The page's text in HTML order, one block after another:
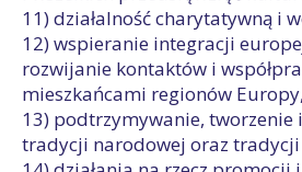
11) działalność charytatywną i
12) wspieranie integracji
rozwijanie kontaktów i
mieszkańcami regionów Europy,
13) podtrzymywanie,
tradycji narodowej oraz